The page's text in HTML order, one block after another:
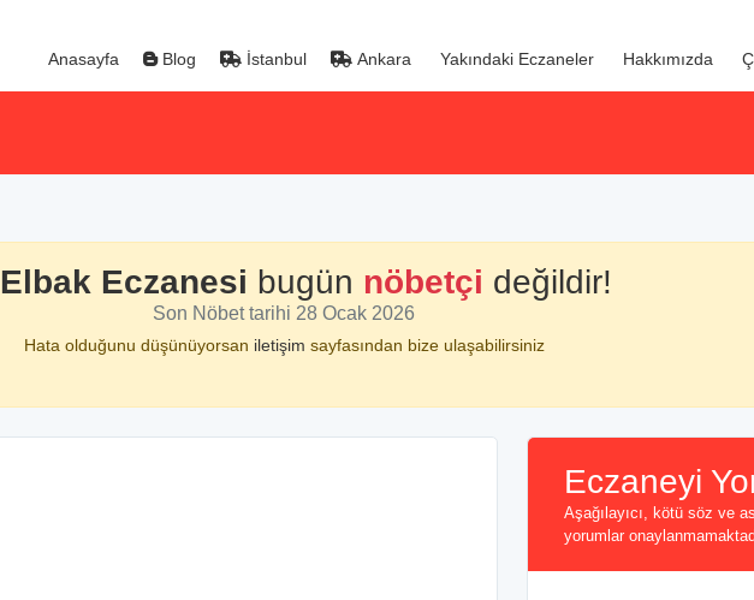
Anasayfa Blog İstanbul Ankara Yakındaki Eczaneler Hakkımızda
Elbak Eczanesi bugün nöbetçi değildir!
Son Nöbet tarihi 28 Ocak 2026
Hata olduğunu düşünüyorsan iletişim sayfasından bize ulaşabilirsiniz
Eczaneyi
Aşağılayıcı, kötü söz ve
yorumlar